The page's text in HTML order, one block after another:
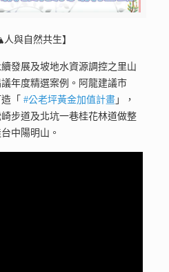
人與自然共生】
發展及坡地水資源調控之里山
年度精選案例。阿龍建議市
造「#公老坪黃金加值計畫 」，
步道及北坑一巷桂花林道做整
中陽明山。